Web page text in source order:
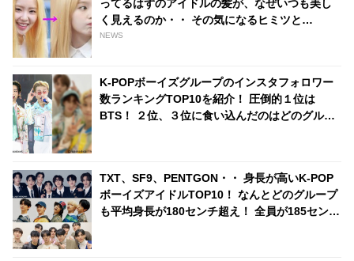
ｗ」
ってるはずのアイドルの髪が、なぜいつも美し
く見えるのか・・ その気になるヒミツと
は・・？
NEWS
K-POPボーイズグループのインスタフォロワー
数ランキングTOP10を紹介！ 圧倒的１位は
BTS！ ２位、３位に食い込んだのはどのグルー
TXT、SF9、PENTGON・・ 身長が高いK-POP
ボーイズアイドルTOP10！ なんとどのグループ
も平均身長が180センチ超え！ 全員が185センチ